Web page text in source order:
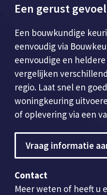
Een gerust
Een bouwkundige
eenvoudig via
eenvoudige en
vergelijken
regio. Laat snel en
woningkeuring
of oplevering via een
Vraag informatie
Contact
Meer weten of heeft u